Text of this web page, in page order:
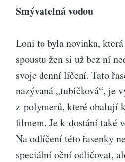
Smývatelná vodou
Loni to byla novinka,
spoustu žen si už bez ní
svoje denní líčení. Tato
nazývaná „tubičková“, je
z polymerů, které obalují
filmem. Je k dostání také
Na odlíčení této řasenky
speciální oční odličovat,